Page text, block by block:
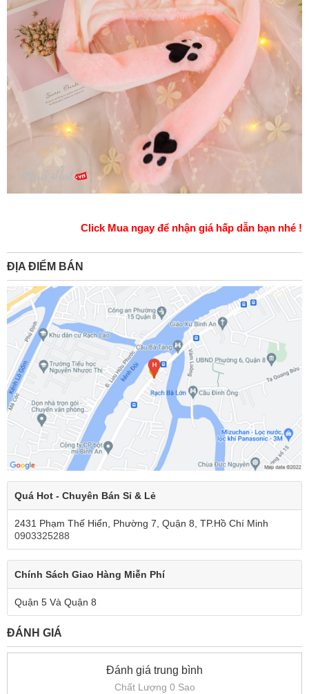
Click Mua ngay để nhận giá hấp dẫn bạn nhé !
ĐỊA ĐIỂM BÁN
Quá Hot - Chuyên Bán Sỉ & Lẻ
2431 Phạm Thế Hiển, Phường 7, Quận 8, TP.Hồ Chí Minh
0903325288
Chính Sách Giao Hàng Miễn Phí
Quận 5 Và Quận 8
ĐÁNH GIÁ
Đánh giá trung bình
Chất Lượng 0 Sao